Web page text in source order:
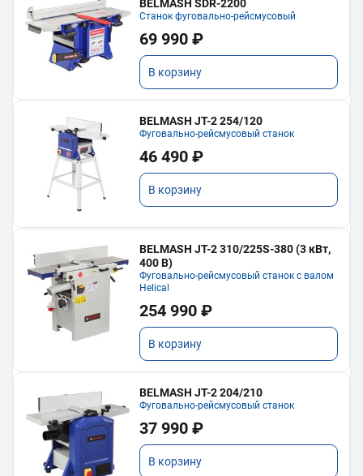
BELMASH SDR-2200
Станок фуговально-рейсмусовый
69 990 ₽
В корзину
BELMASH JT-2 254/120
Фуговально-рейсмусовый станок
46 490 ₽
В корзину
BELMASH JT-2 310/225S-380 (3 кВт,
400 В)
Фуговально-рейсмусовый станок с валом
Helical
254 990 ₽
В корзину
BELMASH JT-2 204/210
Фуговально-рейсмусовый станок
37 990 ₽
В корзину